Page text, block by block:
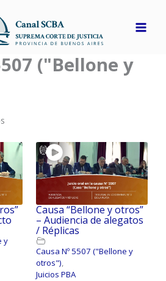
("Bellone y
y
Causa “Bellone y otros”
– Audiencia de alegatos
/ Réplicas
Causa Nº 5507 ("Bellone y
otros"),
Juicios PBA